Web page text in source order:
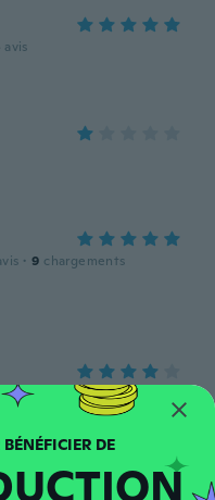
avis
· 9 chargements
avis